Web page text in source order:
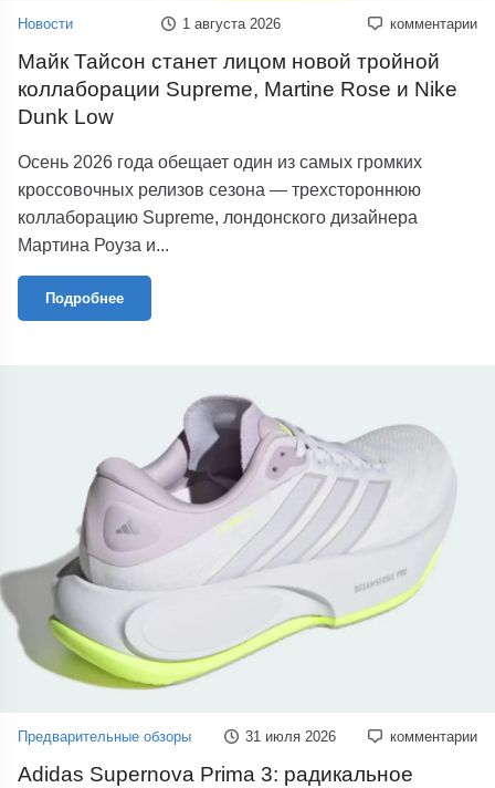
Новости 1 августа 2026 комментарии
Майк Тайсон станет лицом новой тройной
коллаборации Supreme, Martine Rose и Nike
Dunk Low
Осень 2026 года обещает один из самых громких
кроссовочных релизов сезона — трехстороннюю
коллаборацию Supreme, лондонского дизайнера
Мартина Роуза и...
Подробнее
Предварительные обзоры 31 июля 2026 комментарии
Adidas Supernova Prima 3: радикальное